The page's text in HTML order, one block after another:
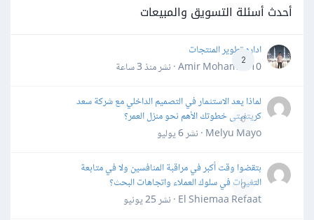
أحدث أسئلة التسويق والمبيعات
2
اداره تطوير المنتجات
Amir Mohamed10 · نشر
منذ 3 ساعة
0
لماذا يعد الاستثمار في التصميم الداخلي مع شركة سعد
كريتفيتى خطوتك الأهم نحو منزل العمر؟
Melyu Mayo · نشر
6 يوليو
0
بتقضوا وقت أكبر في مراقبة المنافسين ولا في متابعة
التغيرات في سلوك العملاء واتجاهات البحث؟
El Shiemaa Refaat · نشر
25 يونيو